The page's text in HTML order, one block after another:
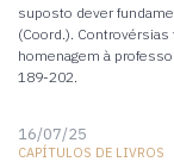
suposto dever
(Coord.).
homenagem à
189-202.
16/07/25
CAPÍTULOS DE LIVROS